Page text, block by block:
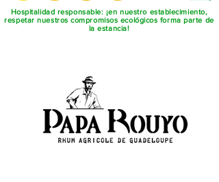
Hospitalidad responsable: ¡en nuestro establecimiento,
respetar nuestros compromisos ecológicos forma parte de
la estancia!